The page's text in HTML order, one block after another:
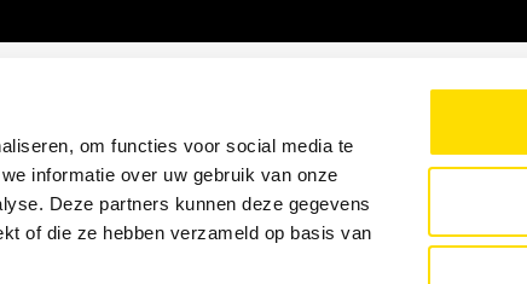
om functies voor social media te
informatie over uw gebruik van onze
Deze partners kunnen deze gegevens
of die ze hebben verzameld op basis van